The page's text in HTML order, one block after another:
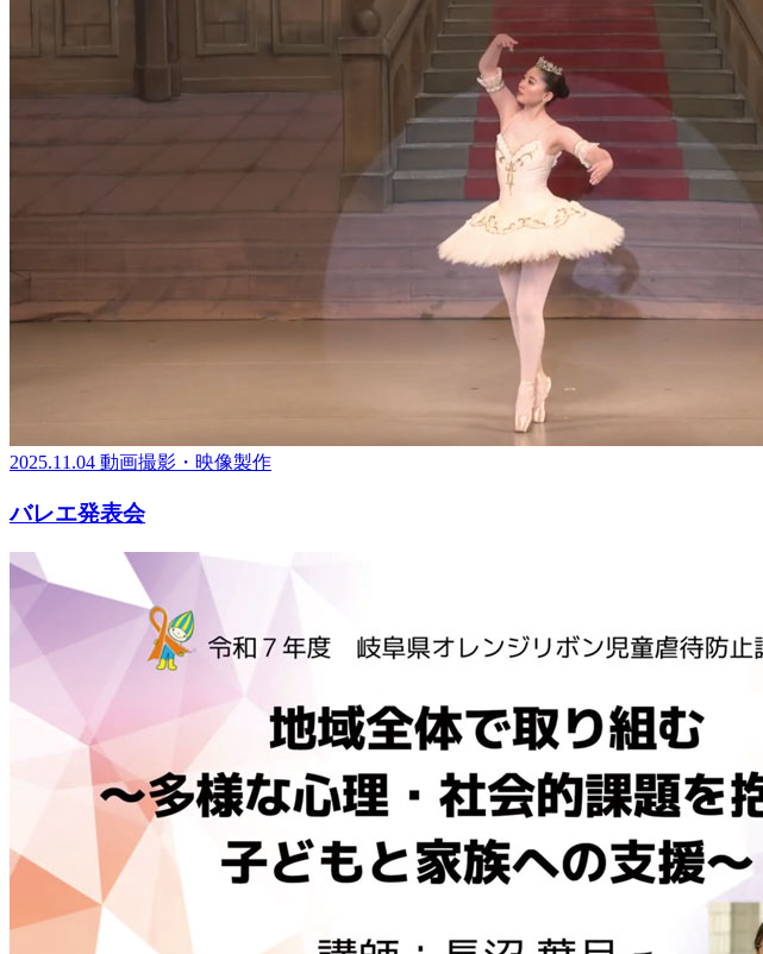
2025.11.04 動画撮影・映像製作
バレエ発表会